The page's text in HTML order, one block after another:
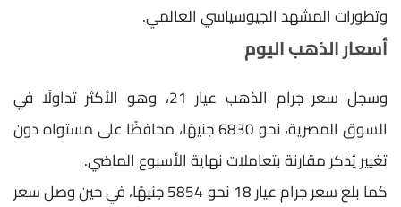
وتطورات المشهد الجيوسياسي العالمي.
أسعار الذهب اليوم
وسجل سعر جرام الذهب عيار 21، وهو الأكثر تداولًا في
السوق المصرية، نحو 6830 جنيهًا، محافظًا على مستواه دون
تغيير يُذكر مقارنة بتعاملات نهاية الأسبوع الماضي.
كما بلغ سعر جرام عيار 18 نحو 5854 جنيهًا، في حين وصل سعر